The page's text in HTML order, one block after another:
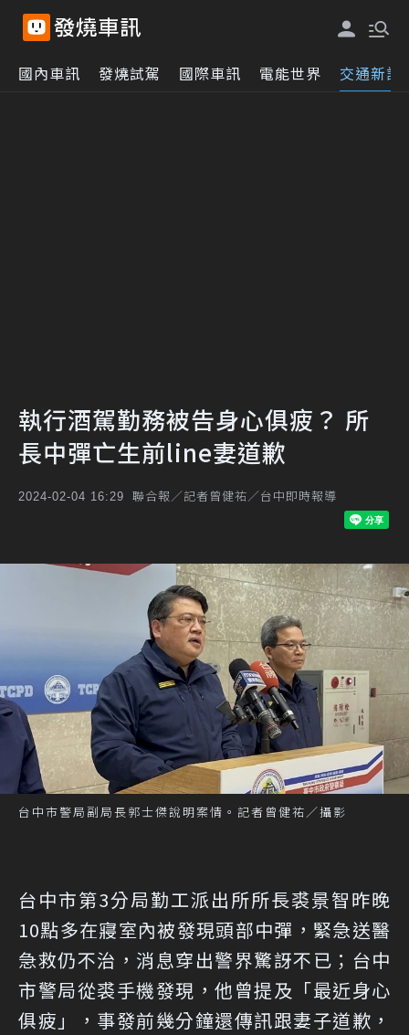
國內車訊 發燒試駕 國際車訊 電能世界 交通新訊
執行酒駕勤務被告身心俱疲？ 所
長中彈亡生前line妻道歉
2024-02-04 16:29 聯合報／記者曾健祐／台中即時報導
台中市警局副局長郭士傑說明案情。記者曾健祐／攝影
台中市第3分局勤工派出所所長裘景智昨晚
10點多在寢室內被發現頭部中彈，緊急送醫
急救仍不治，消息穿出警界驚訝不已；台中
市警局從裘手機發現，他曾提及「最近身心
俱疲」，事發前幾分鐘還傳訊跟妻子道歉，